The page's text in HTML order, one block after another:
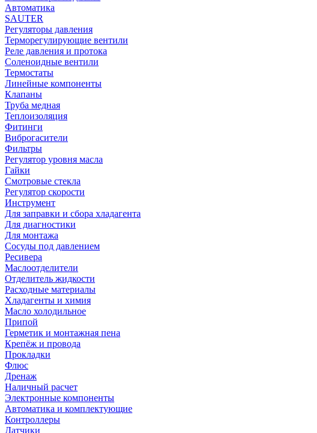
Автоматика
SAUTER
Регуляторы давления
Терморегулирующие вентили
Реле давления и протока
Соленоидные вентили
Термостаты
Линейные компоненты
Клапаны
Труба медная
Теплоизоляция
Фитинги
Виброгасители
Фильтры
Регулятор уровня масла
Гайки
Смотровые стекла
Регулятор скорости
Инструмент
Для заправки и сбора хладагента
Для диагностики
Для монтажа
Сосуды под давлением
Ресивера
Маслоотделители
Отделитель жидкости
Расходные материалы
Хладагенты и химия
Масло холодильное
Припой
Герметик и монтажная пена
Крепёж и провода
Прокладки
Флюс
Дренаж
Наличный расчет
Электронные компоненты
Автоматика и комплектующие
Контроллеры
Датчики